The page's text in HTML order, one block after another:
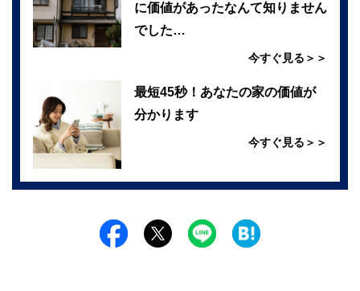
に価値があったなんて知りません
でした…
今すぐ見る＞＞
最短45秒！あなたの家の価値が
分かります
今すぐ見る＞＞